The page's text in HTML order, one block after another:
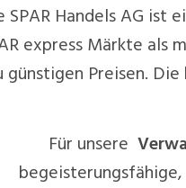
SPAR Handels AG ist
express Märkte
günstigen Preisen.
Für unsere